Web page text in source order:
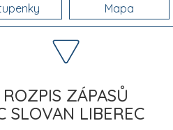
Mapa
ROZPIS ZÁPASŮ
SLOVAN LIBEREC